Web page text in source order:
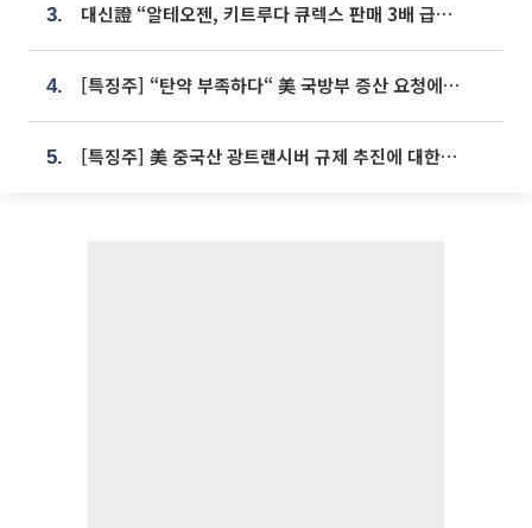
3. 대신證 “알테오젠, 키트루다 큐렉스 판매 3배 급증…목표가 41만원 상향”
4. [특징주] “탄약 부족하다“ 美 국방부 증산 요청에⋯국내 방산주 급등세
5. [특징주] 美 중국산 광트랜시버 규제 추진에 대한광통신 등 광통신株 강세